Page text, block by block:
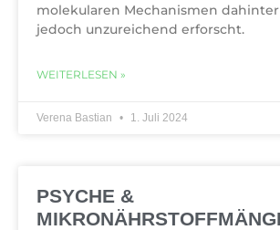
molekularen Mechanismen
jedoch unzureichend erforscht.
WEITERLESEN »
Verena Bastian 1. Juli 2024
PSYCHE &